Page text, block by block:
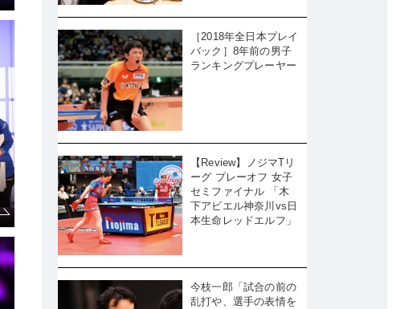
［2018年全日本プレイ
バック］8年前の男子
ランキングプレーヤー
【Review】ノジマTリ
ーグ プレーオフ 女子
セミファイナル 「木
下アビエル神奈川vs日
本生命レッドエルフ」
今枝一郎「試合の前の
乱打や、選手の表情を